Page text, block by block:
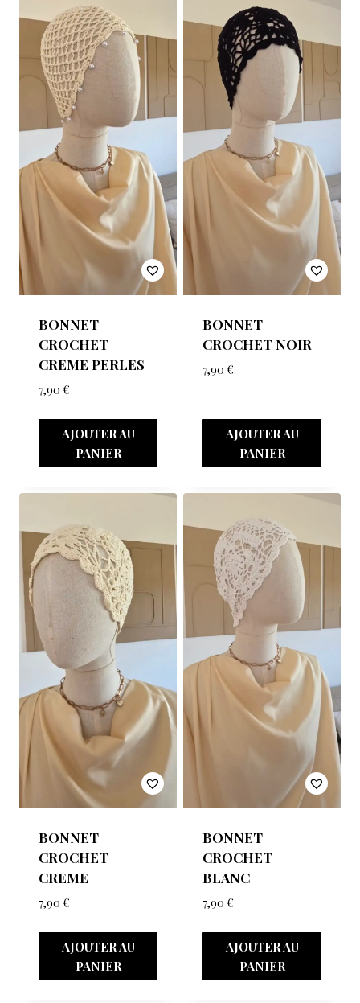
BONNET
CROCHET
CREME PERLES
7,90 €
AJOUTER AU
PANIER
BONNET
CROCHET NOIR
7,90 €
AJOUTER AU
PANIER
BONNET
CROCHET
CREME
7,90 €
AJOUTER AU
PANIER
BONNET
CROCHET
BLANC
7,90 €
AJOUTER AU
PANIER